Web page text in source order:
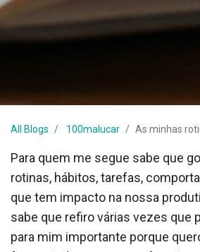
All Blogs 100malucar As minhas
Para quem me segue sabe que
rotinas, hábitos, tarefas,
que tem impacto na nossa
sabe que refiro várias vezes que
para mim importante porque